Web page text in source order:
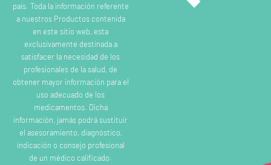
país. Toda la información referente
a nuestros Productos contenida
en este sitio web, esta
exclusivamente destinada a
satisfacer la necesidad de los
profesionales de la salud, de
obtener mayor información para el
uso adecuado de los
medicamentos. Dicha
información, jamás podrá sustituir
el asesoramiento, diagnóstico,
indicación o consejo profesional
de un médico calificado.